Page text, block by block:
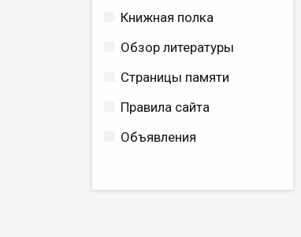
Книжная полка
Обзор литературы
Страницы памяти
Правила сайта
Объявления